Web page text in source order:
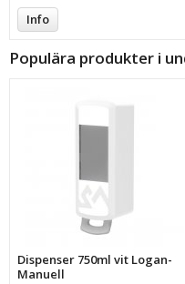
Info
Populära produkter i
Dispenser 750ml vit Logan-
Manuell